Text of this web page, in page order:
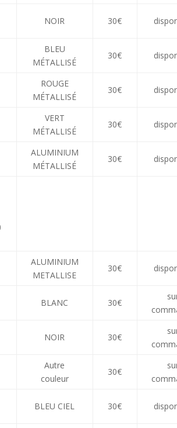
NOIR 30€
BLEU
MÉTALLISÉ
30€
ROUGE
MÉTALLISÉ
30€
VERT
MÉTALLISÉ
30€
ALUMINIUM
MÉTALLISÉ
30€
ALUMINIUM
METALLISE
30€
BLANC 30€
NOIR 30€
Autre
couleur
30€
BLEU CIEL 30€